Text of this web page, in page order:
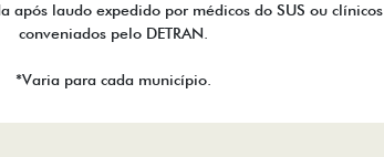
após laudo expedido por médicos do SUS ou clínicos
conveniados pelo DETRAN.
*Varia para cada município.